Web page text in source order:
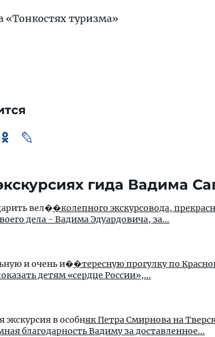
«Тонкостях туризма»
гида Вадима
вел��колепного экскурсовода,
дела - Вадима Эдуардовича, за...
и очень и��тересную прогулку по
детям «сердце России»,...
в особняк Петра Смирнова на
благодарность Вадиму за доставленное...